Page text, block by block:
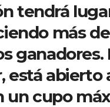
tendrá
más
ganadores.
está abierto
un cupo